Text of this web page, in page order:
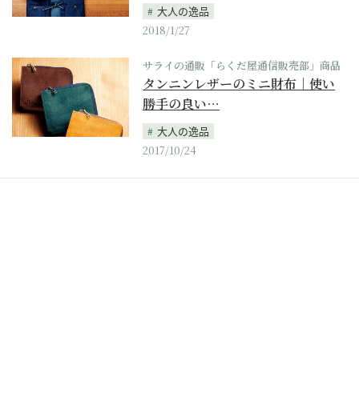
大人の逸品
2018/1/27
サライの通販「らくだ屋通信販売部」商品
タンニンレザーのミニ財布｜使い
勝手の良い…
大人の逸品
2017/10/24